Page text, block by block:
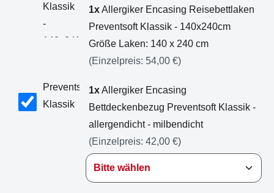
1xAllergiker Encasing Reisebettlaken
Preventsoft Klassik - 140x240cm
Größe Laken: 140 x 240 cm
(Einzelpreis: 54,00 €)
1xAllergiker Encasing
Bettdeckenbezug Preventsoft Klassik -
allergendicht - milbendicht
(Einzelpreis: 42,00 €)